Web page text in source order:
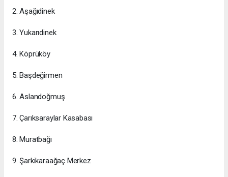
2. Aşağıdinek
3. Yukarıdinek
4. Köprüköy
5. Başdeğirmen
6. Aslandoğmuş
7. Çarıksaraylar Kasabası
8. Muratbağı
9. Şarkikaraağaç Merkez